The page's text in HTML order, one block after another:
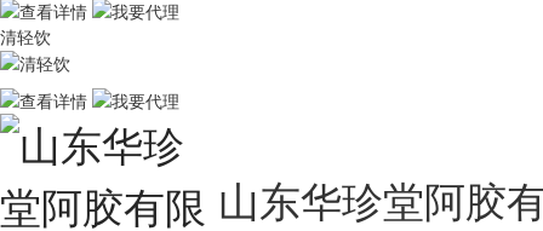
清轻饮
山东华珍堂阿胶